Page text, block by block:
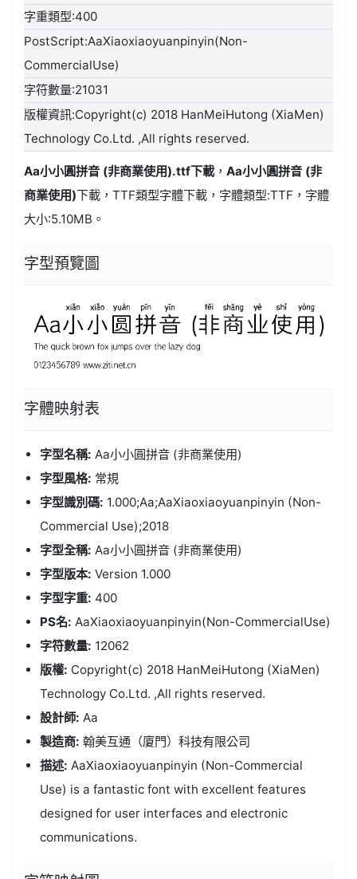
字重類型:400
PostScript:AaXiaoxiaoyuanpinyin(Non-
CommercialUse)
字符數量:21031
版權資訊:Copyright(c) 2018 HanMeiHutong (XiaMen)
Technology Co.Ltd. ,All rights reserved.
Aa小小圓拼音 (非商業使用).ttf下載，Aa小小圓拼音 (非
商業使用)下載，TTF類型字體下載，字體類型:TTF ，字體
大小:5.10MB。
字型預覽圖
字體映射表
字型名稱: Aa小小圓拼音 (非商業使用)
字型風格: 常規
字型識別碼: 1.000;Aa;AaXiaoxiaoyuanpinyin (Non-
Commercial Use);2018
字型全稱: Aa小小圓拼音 (非商業使用)
字型版本: Version 1.000
字型字重: 400
PS名: AaXiaoxiaoyuanpinyin(Non-CommercialUse)
字符數量: 12062
版權: Copyright(c) 2018 HanMeiHutong (XiaMen)
Technology Co.Ltd. ,All rights reserved.
設計師: Aa
製造商: 翰美互通（廈門）科技有限公司
描述: AaXiaoxiaoyuanpinyin (Non-Commercial
Use) is a fantastic font with excellent features
designed for user interfaces and electronic
communications.